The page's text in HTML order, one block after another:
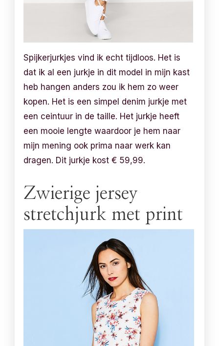
Spijkerjurkjes vind ik echt tijdloos. Het is
dat ik al een jurkje in dit model in mijn kast
heb hangen anders zou ik hem zo weer
kopen. Het is een simpel denim jurkje met
een ceintuur in de taille. Het jurkje heeft
een mooie lengte waardoor je hem naar
mijn mening ook prima naar werk kan
dragen. Dit jurkje kost€ 59,99.
Zwierige jersey
stretchjurk met print